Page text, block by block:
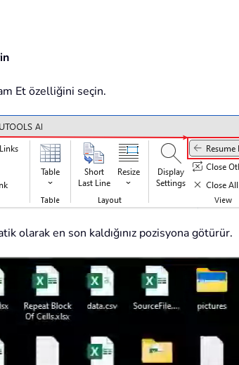
Et özelliğini seçin.
olarak en son kaldığınız pozisyona götürür.